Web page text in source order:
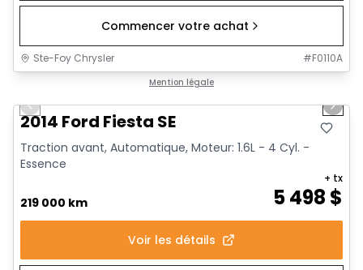
Commencer votre achat
Ste-Foy Chrysler #F0110A
Mention légale
Previous slide Next
2014 Ford Fiesta SE
Traction avant, Automatique, Moteur: 1.6L - 4 Cyl. -
Essence
219 000 km 5 498 $
+ tx
Voir les détails